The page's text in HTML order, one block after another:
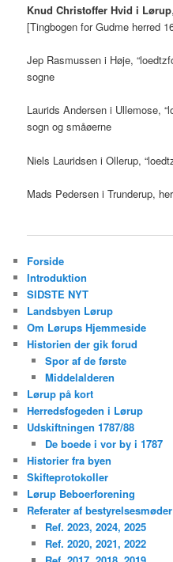
Knud Christoffer Hvid i Lørup
[Tingbogen for Gudme herred
Jep Rasmussen i Høje,
sogne
Laurids Andersen i Ullemose,
sogn og småøerne
Niels Lauridsen i Ollerup,
Mads Pedersen i Trunderup,
Forside
Introduktion
SIDSTE NYT
Landsbyen Lørup
Om Lørups Hjemmeside
Historien der gik forud
Spor af de første
Middelalderen
Lørup på kort
Herredsfogeden i Lørup
Udskiftningen 1787/88
De boede i vor by i 1787
Historier fra byen
Skifteprotokoller
Lørup Beboerforening
Referater af bestyrelsesmøder
Ref. 2023, 2024, 2025
Ref. 2020, 2021, 2022